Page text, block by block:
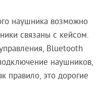
наушника возможно
связаны с кейсом.
Bluetooth
наушников,
правило, это дорогие